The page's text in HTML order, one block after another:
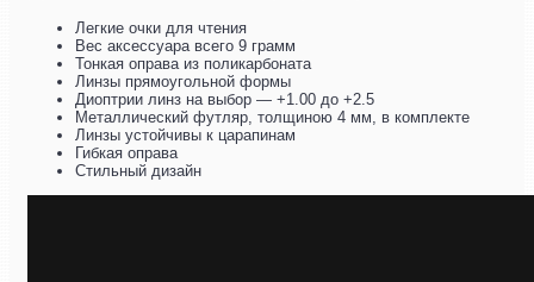
Легкие очки для чтения
Вес аксессуара всего 9 грамм
Тонкая оправа из поликарбоната
Линзы прямоугольной формы
Диоптрии линз на выбор — +1.00 до +2.5
Металлический футляр, толщиною 4 мм, в комплекте
Линзы устойчивы к царапинам
Гибкая оправа
Стильный дизайн